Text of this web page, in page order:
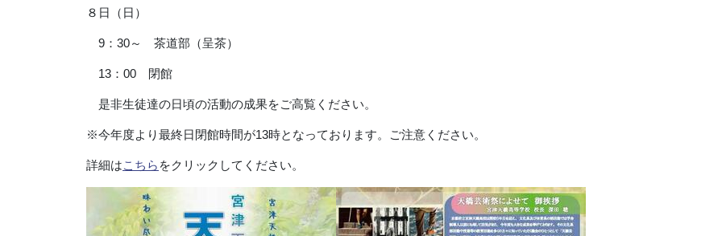
８日（日）
9：30～ 茶道部（呈茶）
13：00 閉館
是非生徒達の日頃の活動の成果をご高覧ください。
※今年度より最終日閉館時間が13時となっております。ご注意ください。
詳細はこちら をクリックしてください。